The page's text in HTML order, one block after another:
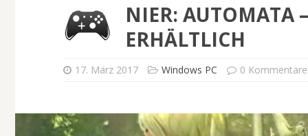
NIER: AUTOMATA
ERHÄLTLICH
17. März 2017 Windows PC 0 Kommentare